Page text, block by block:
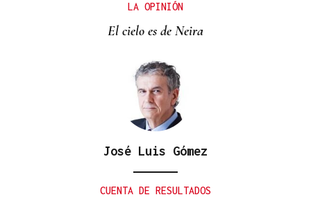
LA OPINIÓN
El cielo es de Neira
José Luis Gómez
CUENTA DE RESULTADOS